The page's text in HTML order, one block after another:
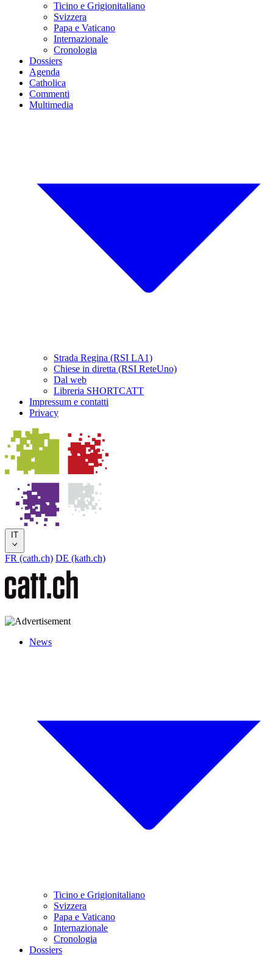
Ticino e Grigionitaliano
Svizzera
Papa e Vaticano
Internazionale
Cronologia
Dossiers
Agenda
Catholica
Commenti
Multimedia
Strada Regina (RSI LA1)
Chiese in diretta (RSI ReteUno)
Dal web
Libreria SHORTCATT
Impressum e contatti
Privacy
IT
FR (cath.ch) DE (kath.ch)
News
Ticino e Grigionitaliano
Svizzera
Papa e Vaticano
Internazionale
Cronologia
Dossiers